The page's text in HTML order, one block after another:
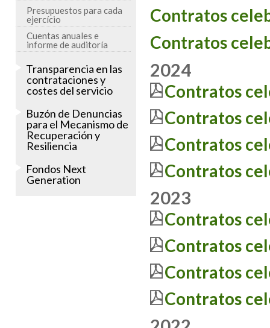
Contratos
Contratos
2024
Contratos
Contratos
Contratos
Contratos
2023
Contratos
Contratos
Contratos
Contratos
Presupuestos para cada
ejercício
Cuentas anuales e
informe de auditoría
Transparencia en las
contrataciones y
costes del servicio
Buzón de Denuncias
para el Mecanismo de
Recuperación y
Resiliencia
Fondos Next
Generation